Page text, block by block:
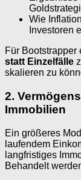
Wie
Investoren
Für Bootstrapper
statt Einzelfälle
skalieren zu
2.
Immobilien
Ein größeres
laufendem
langfristiges
Behandelt